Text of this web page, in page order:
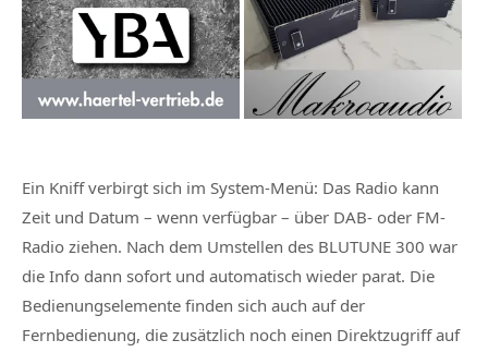
Ein Kniff verbirgt sich im System-Menü: Das Radio kann
Zeit und Datum – wenn verfügbar – über DAB- oder FM-
Radio ziehen. Nach dem Umstellen des BLUTUNE 300 war
die Info dann sofort und automatisch wieder parat. Die
Bedienungselemente finden sich auch auf der
Fernbedienung, die zusätzlich noch einen Direktzugriff auf